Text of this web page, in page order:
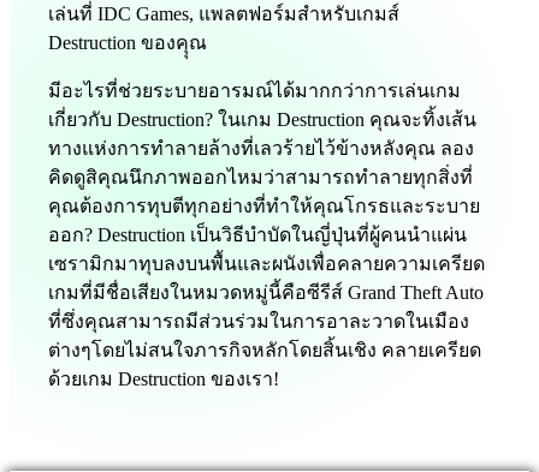
เล่นที่ IDC Games, แพลตฟอร์มสำหรับเกมส์
Destruction ของคุุณ
มีอะไรที่ช่วยระบายอารมณ์ได้มากกว่าการเล่นเกม
เกี่ยวกับ Destruction? ในเกม Destruction คุณจะทิ้งเส้น
ทางแห่งการทำลายล้างที่เลวร้ายไว้ข้างหลังคุณ ลอง
คิดดูสิคุณนึกภาพออกไหมว่าสามารถทำลายทุกสิ่งที่
คุณต้องการทุบตีทุกอย่างที่ทำให้คุณโกรธและระบาย
ออก? Destruction เป็นวิธีบำบัดในญี่ปุ่นที่ผู้คนนำแผ่น
เซรามิกมาทุบลงบนพื้นและผนังเพื่อคลายความเครียด
เกมที่มีชื่อเสียงในหมวดหมู่นี้คือซีรีส์ Grand Theft Auto
ที่ซึ่งคุณสามารถมีส่วนร่วมในการอาละวาดในเมือง
ต่างๆโดยไม่สนใจภารกิจหลักโดยสิ้นเชิง คลายเครียด
ด้วยเกม Destruction ของเรา!